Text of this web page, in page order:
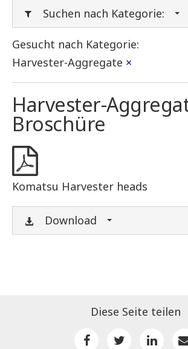
Suchen nach Kategorie:
Gesucht nach Kategorie:
Harvester-Aggregate ×
Harvester-
Broschüre
Komatsu Harvester heads
Download
Diese Seite teilen